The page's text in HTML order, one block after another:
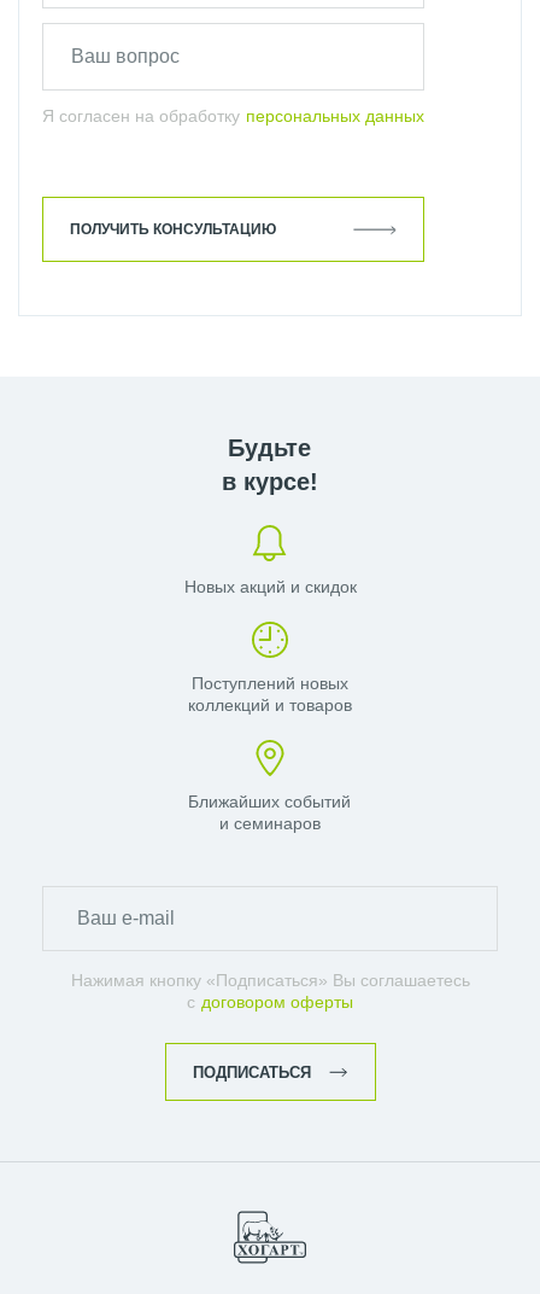
Я согласен на обработку персональных данных
ПОЛУЧИТЬ КОНСУЛЬТАЦИЮ
Будьте
в курсе!
Новых акций и скидок
Поступлений новых
коллекций и товаров
Ближайших событий
и семинаров
Нажимая кнопку «Подписаться» Вы соглашаетесь
с договором оферты
ПОДПИСАТЬСЯ